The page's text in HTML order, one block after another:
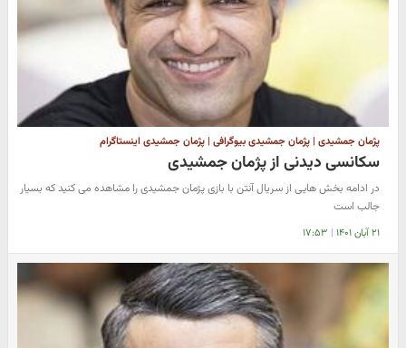
پژمان جمشیدی | پژمان جمشیدی بیوگرافی | پژمان جمشیدی اینستاگرام
سکانسی دیدنی از پژمان جمشیدی
در ادامه بخش هایی از سریال آنتن با بازی پژمان جمشیدی را مشاهده می کنید که بسیار
جالب است
۲۱ آبان ۱۴۰۱ | ۱۷:۵۳